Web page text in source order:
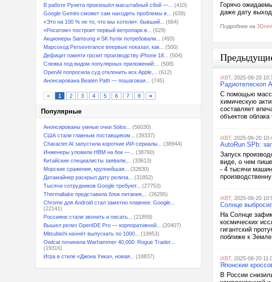
В работе Рунета произошёл масштабный сбой —...
(410)
Google Gemini сможет сам находить проблемы в...
(639)
«Это на 100 % не то, что мы хотели»: бывший...
(664)
«Росатом» построит первый ветропарк в...
(629)
Акционеры Samsung и SK hynix потребовали...
(493)
Марсоход Perseverance впервые показал, как...
(500)
Дефицит памяти грозит производству iPhone 18...
(504)
Слежка под видом популярных приложений:...
(508)
OpenAI попросила суд отклонить иск Apple,...
(612)
Анонсирована Beaten Path — пошаговая...
(745)
< 1 2 3 4 5 6 7 8 >
Популярные
Анонсированы умные очки Solos...
(56030)
США стали главным поставщиком...
(39337)
Character.AI запустила короткие ИИ-сериалы...
(38944)
Инженеры уложили HBM на бок —...
(38760)
Китайские специалисты заявили,...
(33613)
Морские сражения, крупнейшая...
(32830)
Датамайнер раскрыл дату релиза...
(31852)
Тысячи сотрудников Google требуют...
(27753)
Thermaltake представила блок питания,...
(26295)
Chrome для Android стал заметно плавнее: Google...
(22141)
Россияне стали звонить и писать...
(21859)
Вышел релиз OpenIDE Pro — корпоративной...
(20407)
Mitsubishi начнёт выпускать по 1000...
(19953)
Owlcat починила Warhammer 40,000: Rogue Trader...
(19316)
Игра в стиле «Джона Уика», новая...
(18837)
Горячо
даже дату
Подробнее на
iXBT, 2025-06-20
Радиотелескоп
C помощью
химическую
составляет
объектов
iXBT, 2025-06-20
AutoRun SPb:
Запуск
виде, о чем
- 4 тысячи
iXBT, 2025-06-20
Солнце
На Солнце
космических
гигантский
поближе к
iXBT, 2025-06-20
Японские
В России